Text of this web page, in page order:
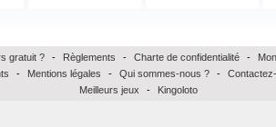
gratuit ? - Règlements - Charte de confidentialité -
- Mentions légales - Qui sommes-nous ? -
Meilleurs jeux
- Kingoloto